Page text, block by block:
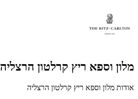
מלון וספא ריץ קרלטון הרצליה
אודות מלון וספא ריץ קרלטון הרצליה